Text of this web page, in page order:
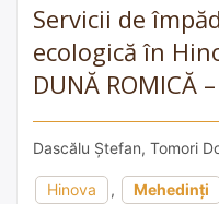
Servicii de
ecologică în
DUNĂ ROMICĂ
Dascălu Ștefan, Tomori
Hinova , Mehedinți